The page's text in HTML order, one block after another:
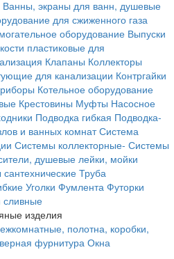
Ванны, экраны для ванн, душевые
для сжиженного газа
оборудование Выпуски
пластиковые для
Клапаны Коллекторы
для канализации Контргайки
Котельное оборудование
Крестовины Муфты Насосное
Подводка гибкая Подводка-
и ванных комнат Система
Системы коллекторные- Системы
душевые лейки, мойки
Труба
Уголки Фумлента Футорки
сливные
изделия
полотна, коробки,
фурнитура Окна